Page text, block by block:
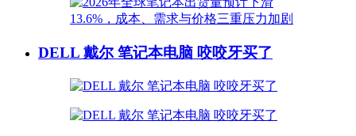
DELL 戴尔 笔记本电脑 咬咬牙买了